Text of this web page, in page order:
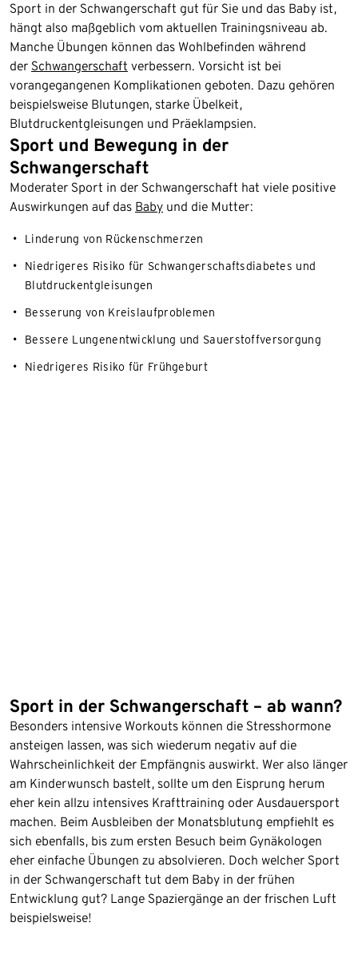
Sport in der Schwangerschaft gut für Sie und das Baby ist,
hängt also maßgeblich vom aktuellen Trainingsniveau ab.
Manche Übungen können das Wohlbefinden während
der Schwangerschaft verbessern. Vorsicht ist bei
vorangegangenen Komplikationen geboten. Dazu gehören
beispielsweise Blutungen, starke Übelkeit,
Blutdruckentgleisungen und Präeklampsien.
Sport und Bewegung in der
Schwangerschaft
Moderater Sport in der Schwangerschaft hat viele positive
Auswirkungen auf das Baby und die Mutter:
Linderung von Rückenschmerzen
Niedrigeres Risiko für Schwangerschaftsdiabetes und
Blutdruckentgleisungen
Besserung von Kreislaufproblemen
Bessere Lungenentwicklung und Sauerstoffversorgung
Niedrigeres Risiko für Frühgeburt
Sport in der Schwangerschaft – ab wann?
Besonders intensive Workouts können die Stresshormone
ansteigen lassen, was sich wiederum negativ auf die
Wahrscheinlichkeit der Empfängnis auswirkt. Wer also länger
am Kinderwunsch bastelt, sollte um den Eisprung herum
eher kein allzu intensives Krafttraining oder Ausdauersport
machen. Beim Ausbleiben der Monatsblutung empfiehlt es
sich ebenfalls, bis zum ersten Besuch beim Gynäkologen
eher einfache Übungen zu absolvieren. Doch welcher Sport
in der Schwangerschaft tut dem Baby in der frühen
Entwicklung gut? Lange Spaziergänge an der frischen Luft
beispielsweise!